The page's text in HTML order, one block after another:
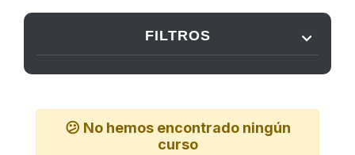
FILTROS
😕 No hemos encontrado ningún
curso